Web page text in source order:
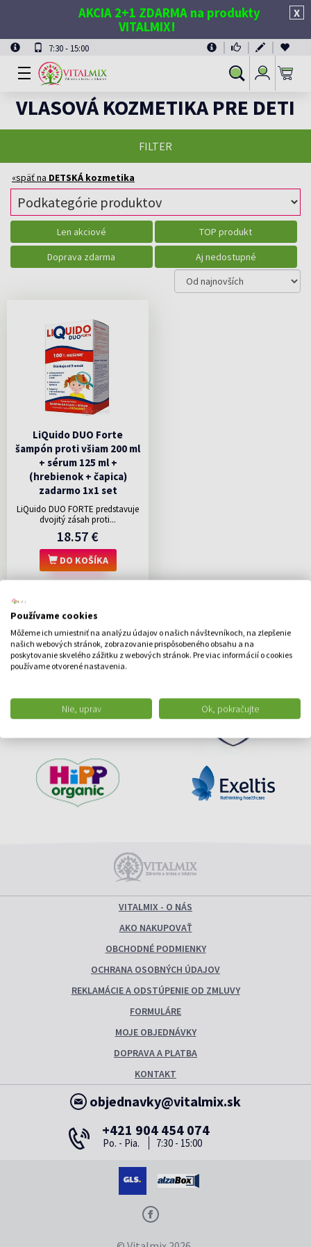
Používame cookies
Môžeme ich umiestniť na analýzu údajov o našich návštevníkoch, na zlepšenie
našich webových stránok, zobrazovanie prispôsobeného obsahu a na
poskytovanie skvelého zážitku z webových stránok. Pre viac informácií o cookies
používame otvorené nastavenia.
Nie, uprav Ok, pokračujte
X
AKCIA 2+1 ZDARMA na produkty
VITALMIX!
7:30 - 15:00
Vyhľadávanie
Prihlásiť
sa
VLASOVÁ KOZMETIKA PRE DETI
FILTER
«späť na DETSKÁ kozmetika
Len akciové
TOP produkt
Doprava zdarma
Aj nedostupné
LiQuido DUO Forte
šampón proti všiam 200 ml
+ sérum 125 ml +
(hrebienok + čapica)
zadarmo 1x1 set
LiQuido DUO FORTE predstavuje
dvojitý zásah proti...
18.57 €
DO KOŠÍKA
VITALMIX - O NÁS
AKO NAKUPOVAŤ
OBCHODNÉ PODMIENKY
OCHRANA OSOBNÝCH ÚDAJOV
REKLAMÁCIE A ODSTÚPENIE OD ZMLUVY
FORMULÁRE
MOJE OBJEDNÁVKY
DOPRAVA A PLATBA
KONTAKT
objednavky@vitalmix.sk
+421 904 454 074
Po. - Pia. 7:30 - 15:00